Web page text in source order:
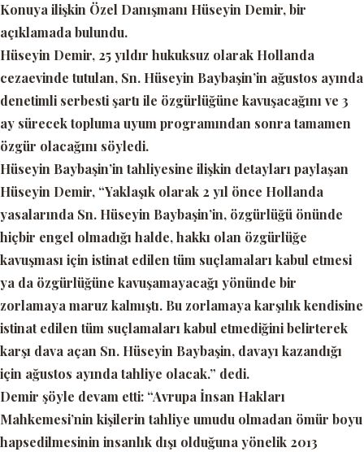
Konuya ilişkin Özel Danışmanı Hüseyin Demir, bir
açıklamada bulundu.
Hüseyin Demir, 25 yıldır hukuksuz olarak Hollanda
cezaevinde tutulan, Sn. Hüseyin Baybaşin’in ağustos ayında
denetimli serbesti şartı ile özgürlüğüne kavuşacağını ve 3
ay sürecek topluma uyum programından sonra tamamen
özgür olacağını söyledi.
Hüseyin Baybaşin’in tahliyesine ilişkin detayları paylaşan
Hüseyin Demir, “Yaklaşık olarak 2 yıl önce Hollanda
yasalarında Sn. Hüseyin Baybaşin’in, özgürlüğü önünde
hiçbir engel olmadığı halde, hakkı olan özgürlüğe
kavuşması için istinat edilen tüm suçlamaları kabul etmesi
ya da özgürlüğüne kavuşamayacağı yönünde bir
zorlamaya maruz kalmıştı. Bu zorlamaya karşılık kendisine
istinat edilen tüm suçlamaları kabul etmediğini belirterek
karşı dava açan Sn. Hüseyin Baybaşin, davayı kazandığı
için ağustos ayında tahliye olacak.” dedi.
Demir şöyle devam etti: “Avrupa İnsan Hakları
Mahkemesi’nin kişilerin tahliye umudu olmadan ömür boyu
hapsedilmesinin insanlık dışı olduğuna yönelik 2013